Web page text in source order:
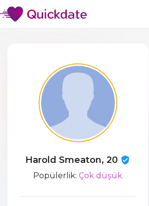
Harold Smeaton, 20
Popülerlik:Çok düşük